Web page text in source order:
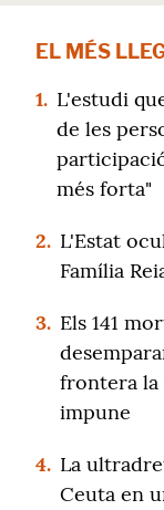
EL MÉS
1. L'estudi
de les
més forta"
2. L'Estat
Família
3. Els 141
frontera la
impune
4. La
Ceuta en